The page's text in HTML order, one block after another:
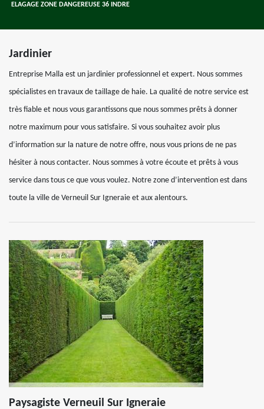
ELAGAGE ZONE DANGEREUSE 36 INDRE
Jardinier
Entreprise Malla est un jardinier professionnel et expert. Nous sommes
spécialistes en travaux de taillage de haie. La qualité de notre service est
très fiable et nous vous garantissons que nous sommes prêts à donner
notre maximum pour vous satisfaire. Si vous souhaitez avoir plus
d’information sur la nature de notre offre, nous vous prions de ne pas
hésiter à nous contacter. Nous sommes à votre écoute et prêts à vous
service dans tous ce que vous voulez. Notre zone d’intervention est dans
toute la ville de Verneuil Sur Igneraie et aux alentours.
Paysagiste Verneuil Sur Igneraie